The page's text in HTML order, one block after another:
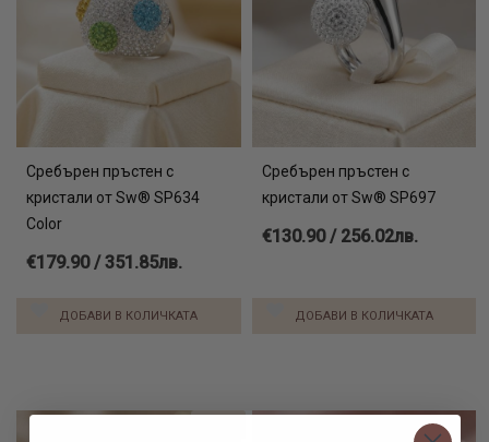
Сребърен пръстен с
кристали от Sw® SP634
Color
€179.90 / 351.85лв.
ДОБАВИ В КОЛИЧКАТА
Сребърен пръстен с
кристали от Sw® SP697
€130.90 / 256.02лв.
ДОБАВИ В КОЛИЧКАТА